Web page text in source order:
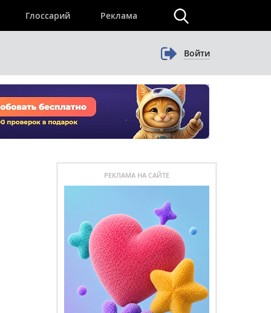
Глоссарий Реклама
Войти
РЕКЛАМА НА САЙТЕ